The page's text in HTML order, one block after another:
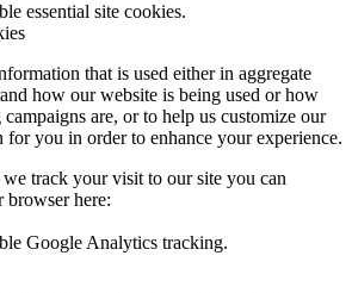
essential site cookies.
that is used either in aggregate
how our website is being used or how
are, or to help us customize our
for you in order to enhance your experience.
track your visit to our site you can
browser here:
Google Analytics tracking.